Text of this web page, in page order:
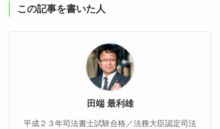
この記事を書いた人
田端 最利雄
平成２３年司法書士試験合格／法務大臣認定司法